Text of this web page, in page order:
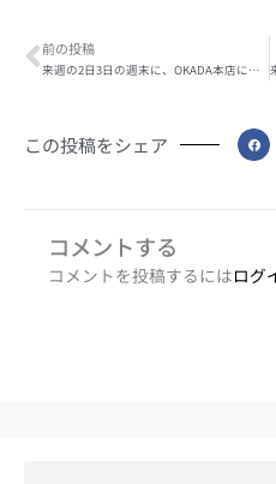
Prev
前の投稿
来週の2日3日の週末に、OKADA本店にて時計宝飾展示会を開催いたします！第二弾
この投稿をシェア
コメントする
コメントを投稿するにはログ